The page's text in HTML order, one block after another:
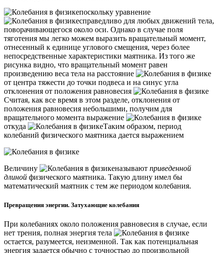
поскольку уравнение
справедливо для любых движений тела,
поворачивающегося около оси. Однако в случае поля
тяготения мы легко можем выразить вращательный момент,
отнесенный к единице углового смещения, через более
непосредственные характеристики маятника. Из того же
рисунка видно, что вращательный момент равен
произведению веса тела на расстояние
от центра тяжести до точки подвеса и на синус угла
отклонения от положения равновесия
Считая, как все время в этом разделе, отклонения от
положения равновесия небольшими, получим для
вращательного момента выражение
откуда
Таким образом, период
колебаний физического маятника дается выражением
Величину называют приведенной
длиной физического маятника. Такую длину имел бы
математический маятник с тем же периодом колебания.
Превращения энергии. Затухающие колебания
При колебаниях около положения равновесия в случае, если
нет трения, полная энергия тела
остается, разумеется, неизменной. Так как потенциальная
энергия задается обычно с точностью до произвольной